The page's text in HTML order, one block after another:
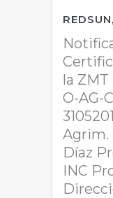
la
O-AG-
Agrim.
Díaz
INC